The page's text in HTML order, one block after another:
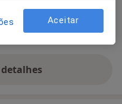
a experiência
Aceitar